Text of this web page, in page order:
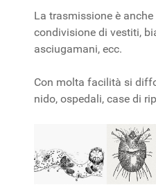
La trasmissione è
condivisione di vestiti,
asciugamani, ecc.
Con molta facilità si
nido, ospedali, case di